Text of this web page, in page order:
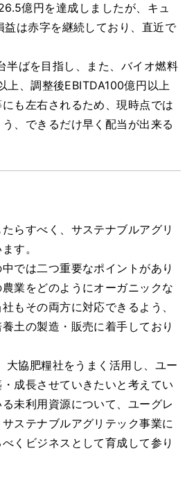
億円を達成しましたが、キュ
は赤字を継続しており、直近で
半ばを目指し、また、バイオ燃料
、調整後EBITDA100億円以上
も左右されるため、現時点では
、できるだけ早く配当が出来る
らすべく、サステナブルアグリ
す。
では二つ重要なポイントがあり
業をどのようにオーガニックな
もその両方に対応できるよう、
土の製造・販売に着手しており
協肥糧社をうまく活用し、ユー
成長させていきたいと考えてい
未利用資源について、ユーグレ
ステナブルアグリテック事業に
くビジネスとして育成して参り